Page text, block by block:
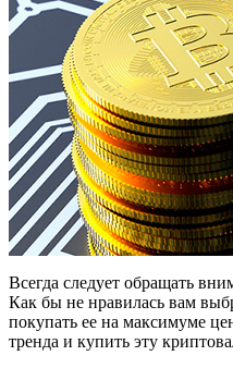
Всегда следует обращать
Как бы не нравилась вам
покупать ее на максимуме
тренда и купить эту